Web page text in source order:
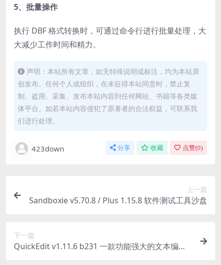
5、批量操作
执行 DBF 格式转换时，可通过命令行进行批量处理，大
大减少工作时间和精力。
声明：本站所有文章，如无特殊说明或标注，均为本站原
创发布。任何个人或组织，在未征得本站同意时，禁止复
制、盗用、采集、发布本站内容到任何网站、书籍等各类媒
体平台。如若本站内容侵犯了原著者的合法权益，可联系我
们进行处理。
423down 分享 收藏 点赞(0)
上一篇
Sandboxie v5.70.8 / Plus 1.15.8 软件测试工具沙盘
下一篇
QuickEdit v1.11.6 b231 一款功能强大的文本编辑